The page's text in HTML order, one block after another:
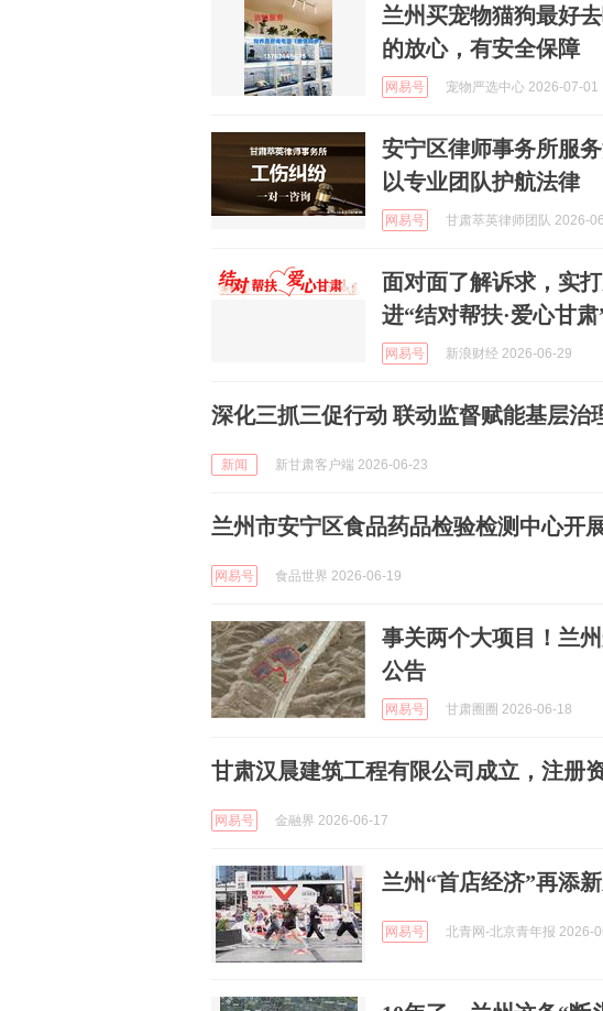
兰州买宠物猫狗最好
的放心，有安全保障
网易号 宠物严选中心 2026-07-01
安宁区律师事务所服
以专业团队护航法律
网易号 甘肃萃英律师团队 2026-
面对面了解诉求，实
进“结对帮扶·爱心甘
网易号 新浪财经 2026-06-29
深化三抓三促行动 联动监督赋能基层
新闻 新甘肃客户端 2026-06-23
兰州市安宁区食品药品检验检测中心开
网易号 食品世界 2026-06-19
事关两个大项目！兰
公告
网易号 甘肃圈圈 2026-06-18
甘肃汉晨建筑工程有限公司成立，注册
网易号 金融界 2026-06-17
兰州“首店经济”再添
网易号 北青网-北京青年报 2026-